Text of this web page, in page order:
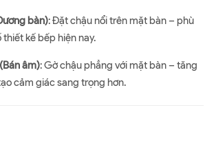
bàn): Đặt chậu nổi trên mặt bàn – phù
thiết kế bếp hiện nay.
âm): Gờ chậu phẳng với mặt bàn – tăng
cảm giác sang trọng hơn.